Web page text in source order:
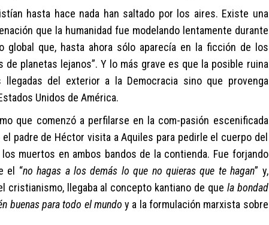
n hasta hace nada han saltado por los aires. Existe una
que la humanidad fue modelando lentamente durante
global que, hasta ahora sólo aparecía en la ficción de los
de planetas lejanos”.Y lo más grave es que la posible ruina
llegadas de
exterior a la Democracia sino que provenga
Unidos de América.
que comenzó a perfil arse en la com-pasión escenificada
el padre de Héctor visita a Aquiles para pedirle el cuerpo del
muertos en ambos bandos de la contienda. Fue forjando
el “no hagas a los demás lo que no quieras que te hagan” y,
cristianismo, llegaba a l concepto kantiano de que la bondad
buenas para todo el mundo y a la formulación marxista sobre